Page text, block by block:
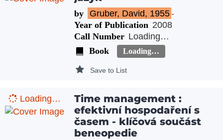
by Gruber, David, 1955-
Year of Publication 2008
Call Number Loading…
Book
Loading…
Save to List
Loading…
Time management :
efektivní hospodaření s
časem - klíčová součást
beneopedie